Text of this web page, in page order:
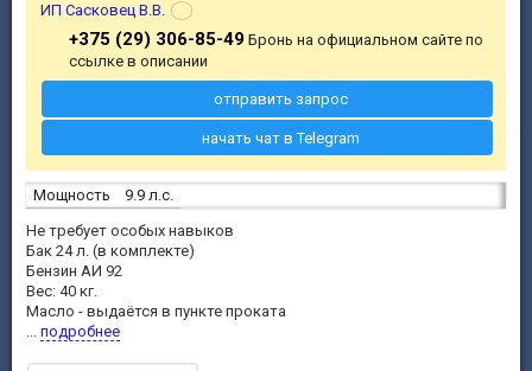
Мощность
9.9 л.с.
Не требует особых навыков
Бак 24 л. (в комплекте)
Бензин АИ 92
Вес: 40 кг.
Масло - выдаётся в пункте проката
... подробнее
ИП Сасковец В.В.
+375 (29) 306-85-49Бронь на официальном сайте по
ссылке в описании
отправить запрос
начать чат в Telegram